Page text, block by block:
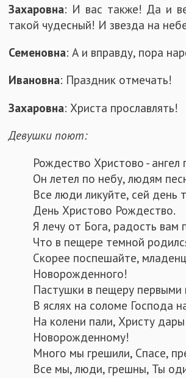
Захаровна: И вас также! Да и
такой чудесный! И звезда на
Семеновна: А и вправду, пора
Ивановна: Праздник отмечать!
Захаровна: Христа прославлять!
Девушки поют:
Рождество Христово - ангел
Он летел по небу, людям
Все люди ликуйте, сей день
День Христово Рождество.
Я лечу от Бога, радость вам
Что в пещере темной
Скорее поспешайте,
Новорожденного!
Пастушки в пещеру первыми
В яслях на соломе Господа
На колени пали, Христу
Новорожденному!
Много мы грешили, Спасе,
Все мы, люди, грешны, Ты